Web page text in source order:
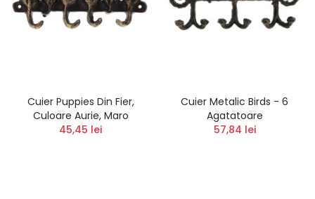
Cuier Puppies Din Fier,
Culoare Aurie, Maro
45,45 lei
Cuier Metalic Birds - 6
Agatatoare
57,84 lei